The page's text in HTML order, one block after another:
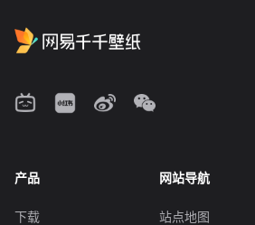
产品
下载
网站导航
站点地图